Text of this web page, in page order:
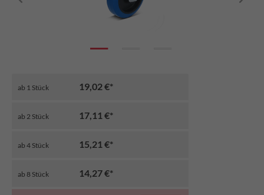
ab 1 Stück 19,02 €*
ab 2 Stück 17,11 €*
ab 4 Stück 15,21 €*
ab 8 Stück 14,27 €*